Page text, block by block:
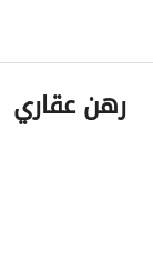
رهن عقاري